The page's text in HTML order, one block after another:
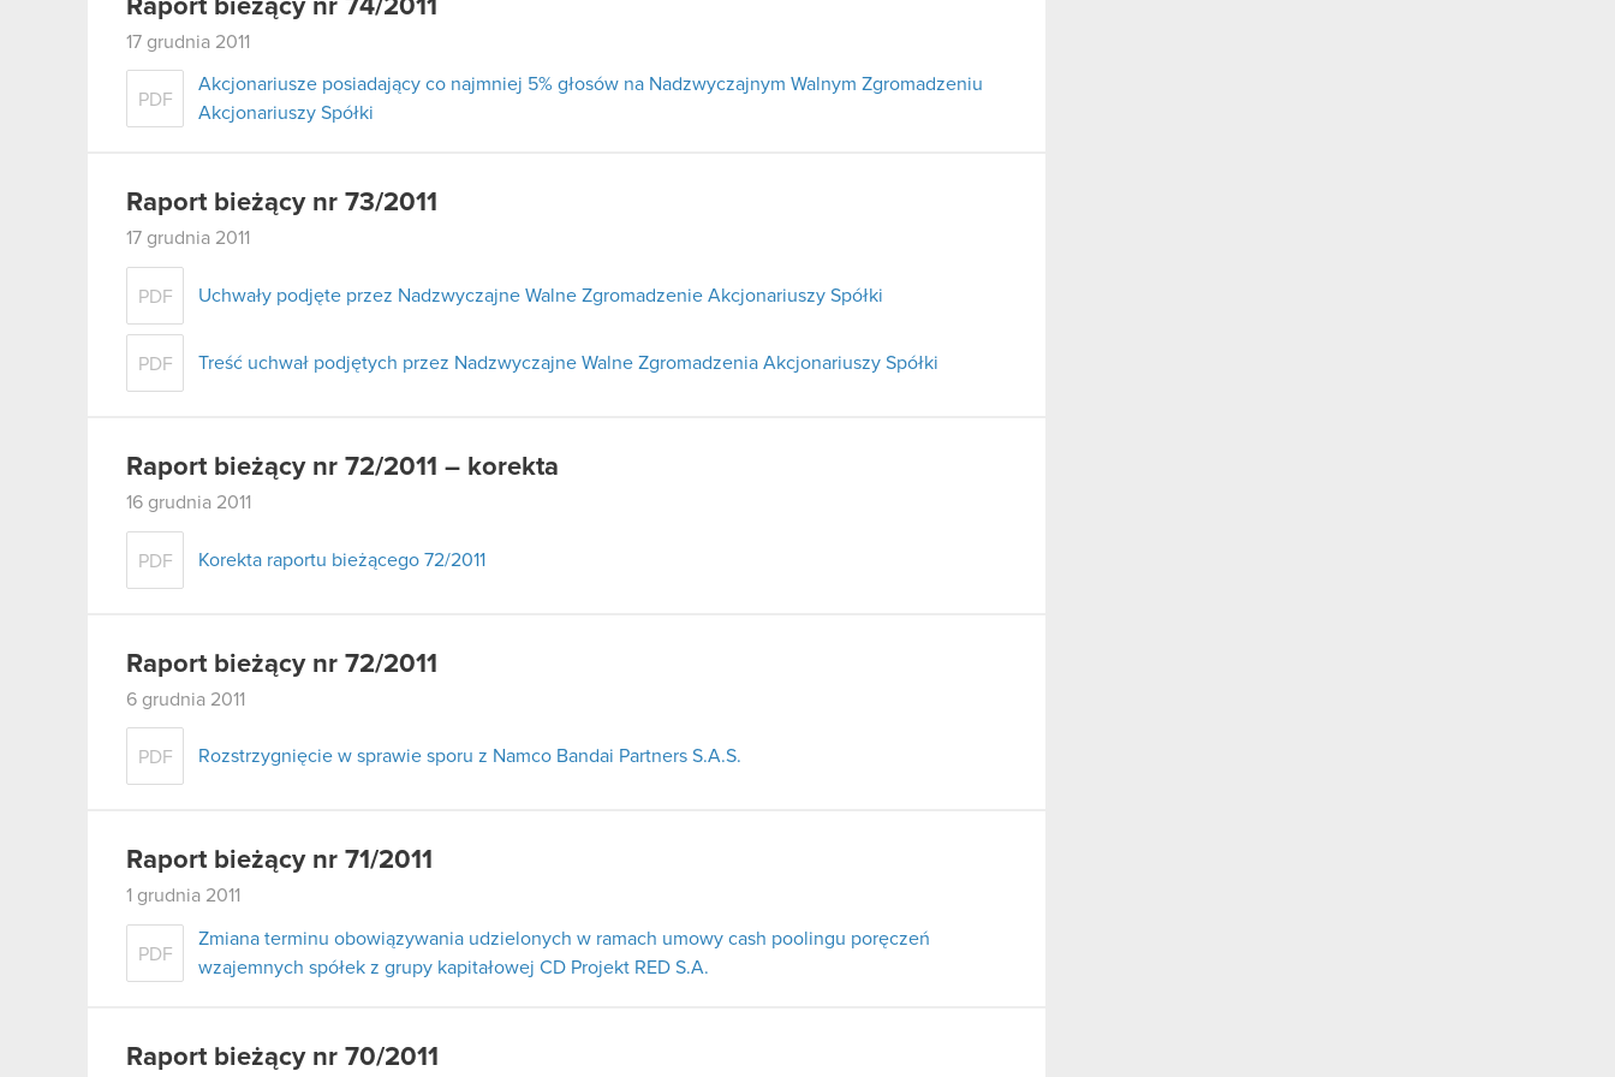
Raport bieżący nr 74/2011
17 grudnia 2011
PDF
Akcjonariusze posiadający co najmniej 5% głosów na Nadzwyczajnym Walnym Zgromadzeniu
Akcjonariuszy Spółki
Raport bieżący nr 73/2011
17 grudnia 2011
PDF Uchwały podjęte przez Nadzwyczajne Walne Zgromadzenie Akcjonariuszy Spółki
PDF Treść uchwał podjętych przez Nadzwyczajne Walne Zgromadzenia Akcjonariuszy Spółki
Raport bieżący nr 72/2011 – korekta
16 grudnia 2011
PDF Korekta raportu bieżącego 72/2011
Raport bieżący nr 72/2011
6 grudnia 2011
PDF Rozstrzygnięcie w sprawie sporu z Namco Bandai Partners S.A.S.
Raport bieżący nr 71/2011
1 grudnia 2011
PDF
Zmiana terminu obowiązywania udzielonych w ramach umowy cash poolingu poręczeń
wzajemnych spółek z grupy kapitałowej CD Projekt RED S.A.
Raport bieżący nr 70/2011